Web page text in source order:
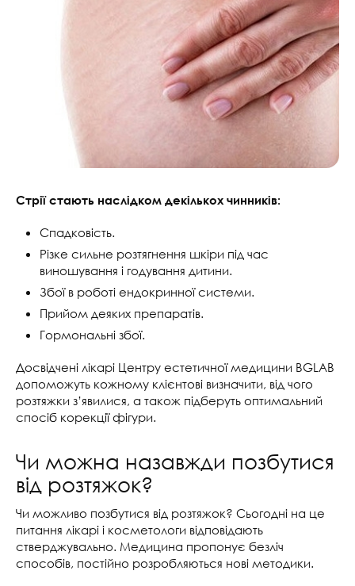
Стрії стають наслідком декількох чинників:
Спадковість.
Різке сильне розтягнення шкіри під час
виношування і годування дитини.
Збої в роботі ендокринної системи.
Прийом деяких препаратів.
Гормональні збої.
Досвідчені лікарі Центру естетичної медицини BGLAB
допоможуть кожному клієнтові визначити, від чого
розтяжки з’явилися, а також підберуть оптимальний
спосіб корекції фігури.
Чи можна назавжди позбутися
від розтяжок?
Чи можливо позбутися від розтяжок? Сьогодні на це
питання лікарі і косметологи відповідають
стверджувально. Медицина пропонує безліч
способів, постійно розробляються нові методики.